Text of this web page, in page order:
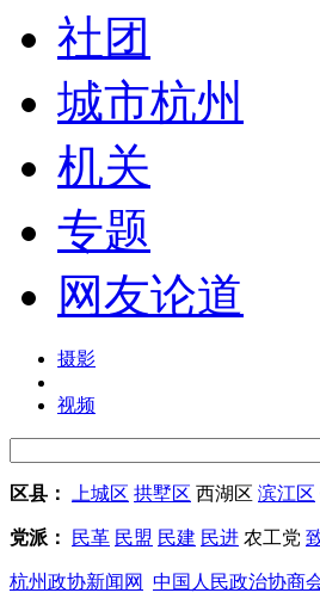
社团
城市杭州
机关
专题
网友论道
摄影
视频
区县： 上城区 拱墅区 西湖区 滨江区
党派： 民革 民盟 民建 民进 农工党
杭州政协新闻网 中国人民政治协商